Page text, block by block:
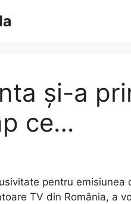
și-a
ce…
pentru emisiunea
TV din România, a